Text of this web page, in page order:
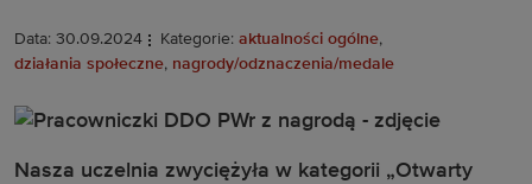
Data: 30.09.2024 Kategorie: aktualności ogólne,
działania społeczne, nagrody/odznaczenia/medale
Nasza uczelnia zwyciężyła w kategorii „Otwarty